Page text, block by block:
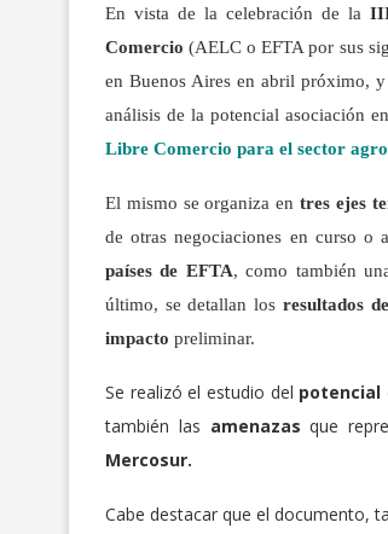
En vista de la celebración de la
Comercio (AELC o EFTA por sus
en Buenos Aires en abril próximo,
análisis de la potencial asociación
Libre Comercio para el sector
El mismo se organiza en tres ejes
de otras negociaciones en curso
países de EFTA, como también
último, se detallan los resultados
impacto preliminar.
Se realizó el estudio del potencial
también las amenazasque
Mercosur.
Cabe destacar que el documento,